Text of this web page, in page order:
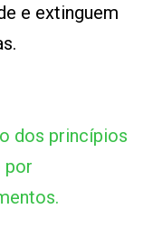
e extinguem
dos princípios
por